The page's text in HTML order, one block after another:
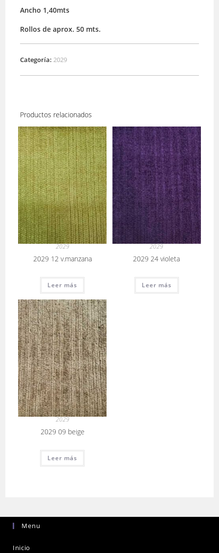
Ancho 1,40mts
Rollos de aprox. 50 mts.
Categoría: 2029
Productos relacionados
2029
2029 12 v.manzana
Leer más
2029
2029 24 violeta
Leer más
2029
2029 09 beige
Leer más
Menu
Inicio